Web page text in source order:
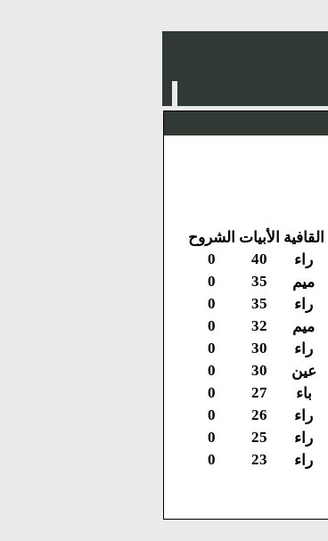
القافية الأبيات الشروح
راء 40
0
ميم 35
0
راء 35
0
ميم 32
0
راء 30
0
عين 30
0
باء 27
0
راء 26
0
راء 25
0
راء 23
0